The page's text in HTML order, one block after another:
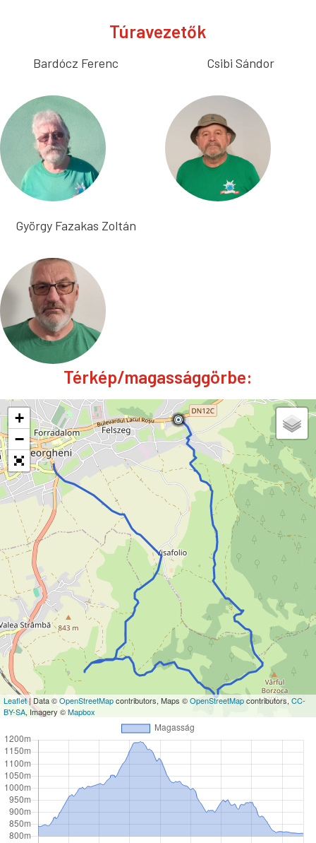
Túravezetők
Bardócz Ferenc Csibi Sándor
György Fazakas Zoltán
Térkép/magassággörbe:
+
−
Leaflet| Data ©OpenStreetMapcontributors, Maps ©OpenStreetMapcontributors, CC-
BY-SA, Imagery ©Mapbox